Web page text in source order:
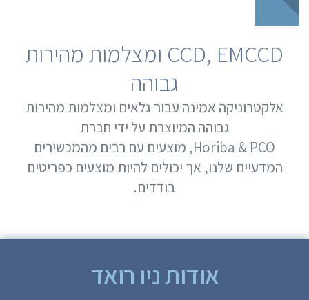
CCD, EMCCD ומצלמות מהירות
גבוהה
אלקטרוניקה אמינה עבור גלאים ומצלמות מהירות
גבוהה המיוצרת על ידי חברת
Horiba & PCO, מוצעים עם רבים מהמכשירים
המדעיים שלנו, אך יכולים להיות מוצעים כפריטים
בודדים.
אודות ניו רואד